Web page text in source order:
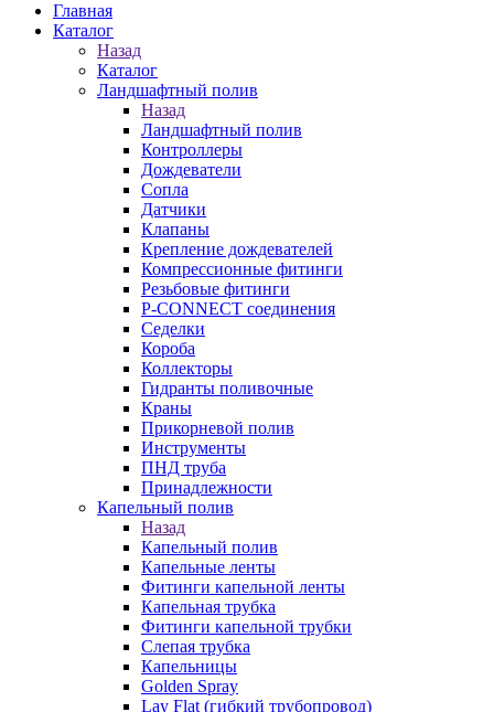
Главная
Каталог
Назад
Каталог
Ландшафтный полив
Назад
Ландшафтный полив
Контроллеры
Дождеватели
Сопла
Датчики
Клапаны
Крепление дождевателей
Компрессионные фитинги
Резьбовые фитинги
P-CONNECT соединения
Седелки
Короба
Коллекторы
Гидранты поливочные
Краны
Прикорневой полив
Инструменты
ПНД труба
Принадлежности
Капельный полив
Назад
Капельный полив
Капельные ленты
Фитинги капельной ленты
Капельная трубка
Фитинги капельной трубки
Слепая трубка
Капельницы
Golden Spray
Lay Flat (гибкий трубопровод)